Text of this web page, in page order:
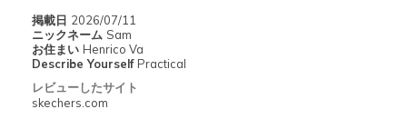
Width
Sizing
掲載日 2026/07/11
ニックネーム Sam
お住まい Henrico Va
Describe Yourself Practical
レビューしたサイト
skechers.com